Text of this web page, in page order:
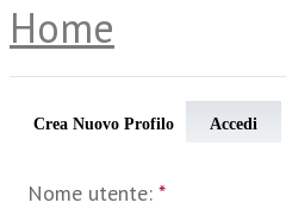
Home
Crea Nuovo Profilo Accedi
Nome utente: *